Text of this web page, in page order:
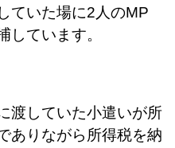
ていた場に2人のMP
しています。
渡していた小遣いが所
ありながら所得税を納